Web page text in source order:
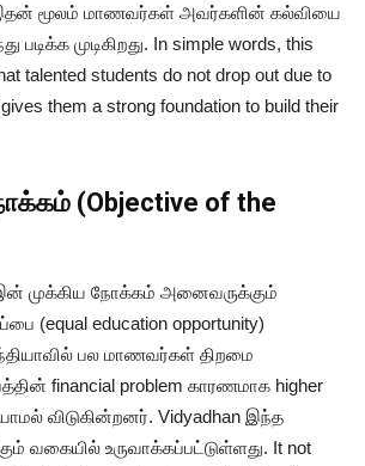
இதன் மூலம் மாணவர்கள் அவர்களின் கல்வியை
படிக்க முடிகிறது. In simple words, this
talented students do not drop out due to
them a strong foundation to build their
(Objective of the
முக்கிய நோக்கம் அனைவருக்கும்
(equal education opportunity)
பல மாணவர்கள் திறமை
financial problem காரணமாக higher
விடுகின்றனர். Vidyadhan இந்த
வகையில் உருவாக்கப்பட்டுள்ளது. It not